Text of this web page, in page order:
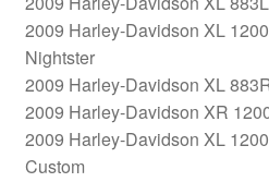
2009 Harley-Davidson XL
Nightster
2009 Harley-Davidson XL
2009 Harley-Davidson XR
2009 Harley-Davidson XL
Custom